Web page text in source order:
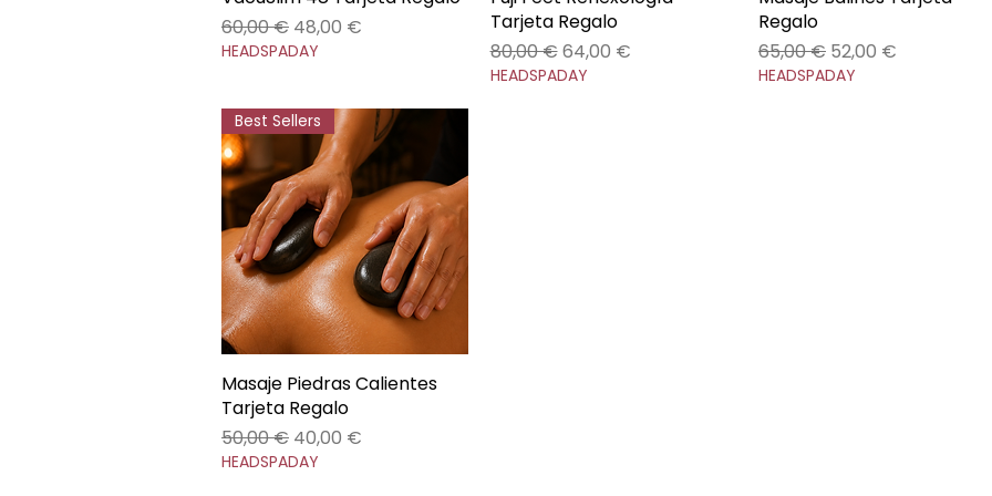
Precio
60,00 € Precio de oferta
48,00 €
HEADSPADAY
Tarjeta Regalo
Precio
80,00 €Precio de oferta
64,00 €
HEADSPADAY
Regalo
Precio
65,00 € Precio de oferta
52,00 €
HEADSPADAY
Vista rápida
Best Sellers
Masaje Piedras Calientes
Tarjeta Regalo
Precio
50,00 € Precio de oferta
40,00 €
HEADSPADAY